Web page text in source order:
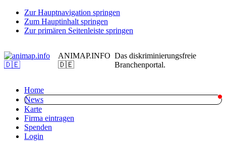
Zur Hauptnavigation springen
Zum Hauptinhalt springen
Zur primären Seitenleiste springen
ANIMAP.INFO
🇩🇪
Das diskriminierungsfreie
Branchenportal.
Home
News
Karte
Firma eintragen
Spenden
Login